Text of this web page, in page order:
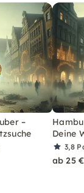
–
Deine
3,8
ab 25 €